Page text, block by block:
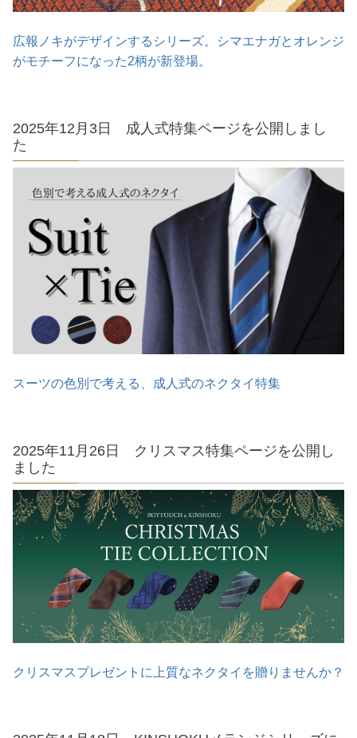
広報ノキがデザインするシリーズ。シマエナガとオレンジ
がモチーフになった2柄が新登場。
2025年12月3日 成人式特集ページを公開しまし
た
スーツの色別で考える、成人式のネクタイ特集
2025年11月26日 クリスマス特集ページを公開し
ました
クリスマスプレゼントに上質なネクタイを贈りませんか？